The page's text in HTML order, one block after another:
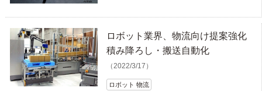
ロボット業界、物流向け提案強化
積み降ろし・搬送自動化
（2022/3/17）
ロボット 物流